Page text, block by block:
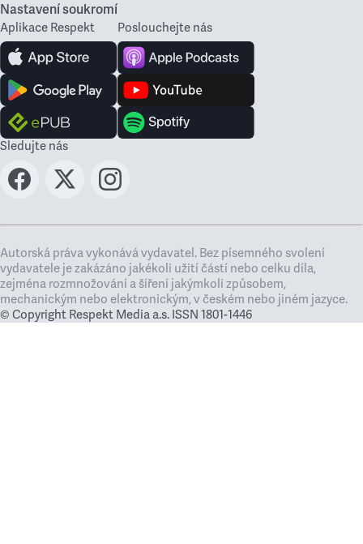
Nastavení soukromí
Aplikace Respekt Poslouchejte nás
Sledujte nás
Autorská práva vykonává vydavatel. Bez písemného svolení
vydavatele je zakázáno jakékoli užití částí nebo celku díla,
zejména rozmnožování a šíření jakýmkoli způsobem,
mechanickým nebo elektronickým, v českém nebo jiném jazyce.
© Copyright Respekt Media a.s. ISSN 1801-1446